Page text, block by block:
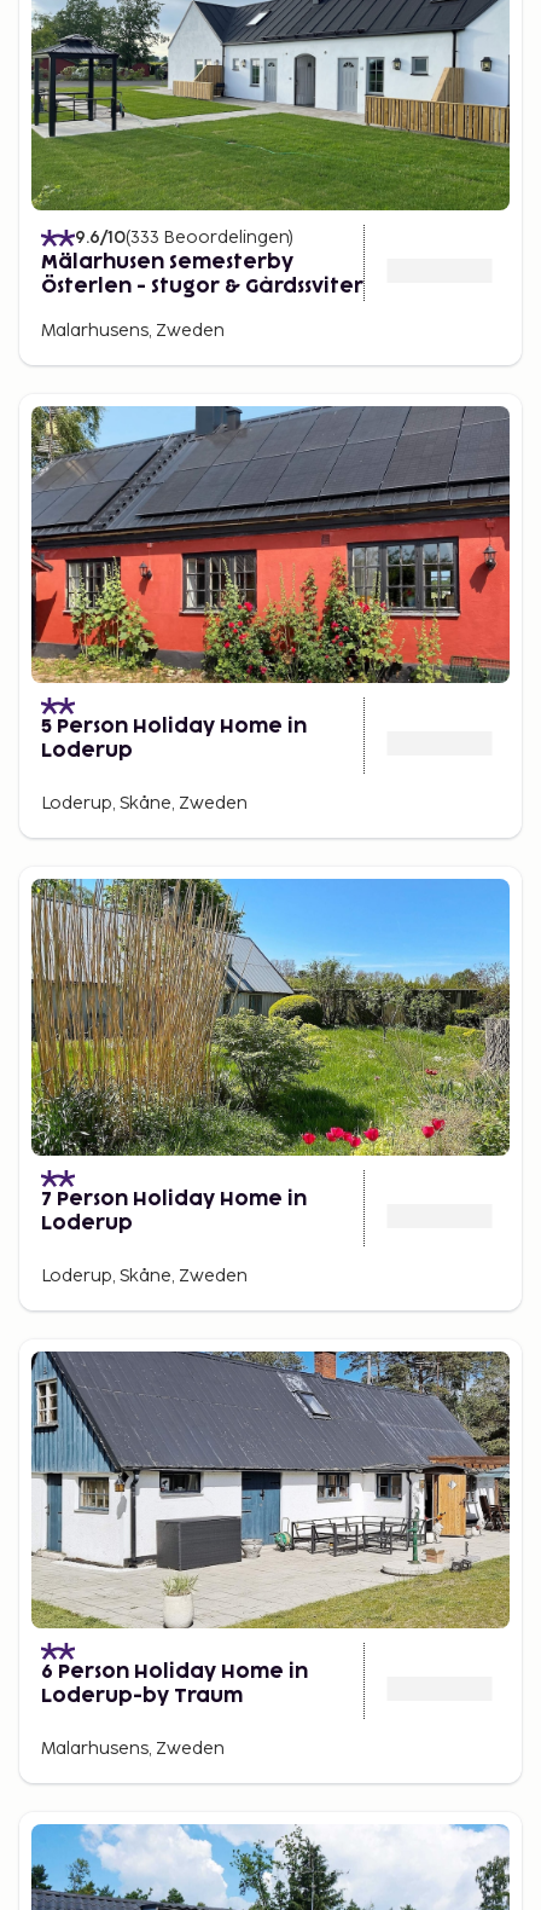
9.6/10(333 Beoordelingen)
Mälarhusen Semesterby
Österlen - Stugor & Gårdssviter
Malarhusens, Zweden
5 Person Holiday Home in
Loderup
Loderup, Skåne, Zweden
7 Person Holiday Home in
Loderup
Loderup, Skåne, Zweden
6 Person Holiday Home in
Loderup-by Traum
Malarhusens, Zweden